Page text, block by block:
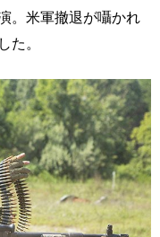
。米軍撤退が囁かれ
た。